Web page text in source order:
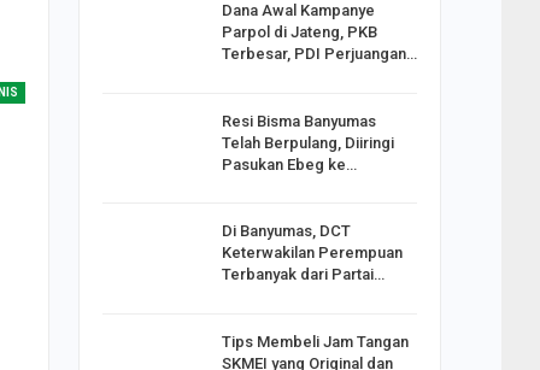
Dana Awal Kampanye
Parpol di Jateng, PKB
Terbesar, PDI Perjuangan…
Resi Bisma Banyumas
Telah Berpulang, Diiringi
Pasukan Ebeg ke…
Di Banyumas, DCT
Keterwakilan Perempuan
Terbanyak dari Partai…
Tips Membeli Jam Tangan
SKMEI yang Original dan